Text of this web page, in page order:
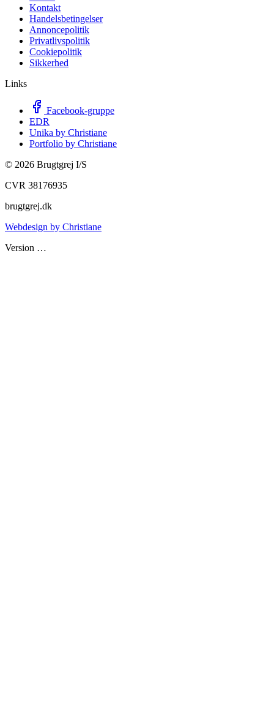
Kontakt
Handelsbetingelser
Annoncepolitik
Privatlivspolitik
Cookiepolitik
Sikkerhed
Links
Facebook-gruppe
EDR
Unika by Christiane
Portfolio by Christiane
© 2026 Brugtgrej I/S
CVR 38176935
brugtgrej.dk
Webdesign by Christiane
Version …